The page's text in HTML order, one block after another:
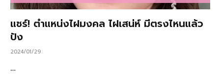
แชร์! ตำแหน่งไฝมงคล ไฝเสน่ห์ มีตรงไหนแล้ว
ปัง
2024/01/29
…